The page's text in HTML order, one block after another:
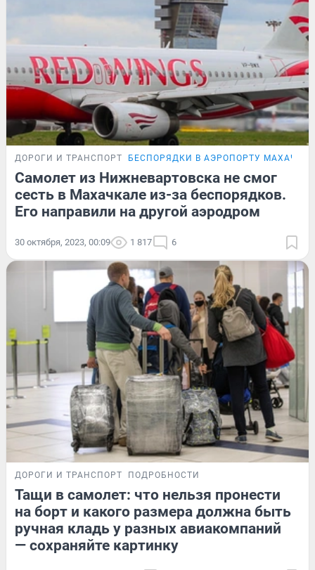
ДОРОГИ И ТРАНСПОРТ БЕСПОРЯДКИ В АЭРОПОРТУ
Самолет из Нижневартовска не смог
сесть в Махачкале из-за беспорядков.
Его направили на другой аэродром
30 октября, 2023, 00:09 1 817 6
ДОРОГИ И ТРАНСПОРТ ПОДРОБНОСТИ
Тащи в самолет: что нельзя пронести
на борт и какого размера должна быть
ручная кладь у разных авиакомпаний
— сохраняйте картинку